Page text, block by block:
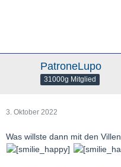
PatroneLupo
31000g Mitglied
3. Oktober 2022
Was willste dann mit den